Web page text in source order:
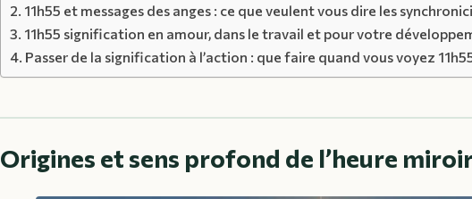
11h55 et messages des anges : ce que veulent vous dire les
11h55 signification en amour, dans le travail et pour votre
Passer de la signification à l’action : que faire quand vous voyez
Origines et sens profond de l’heure